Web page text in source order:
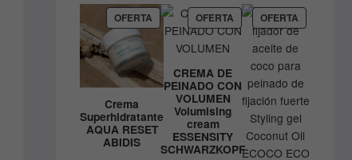
59.05€.
OFERTAPRODUCTO
EN
OFERTA
Crema
Superhidratante
AQUA RESET
ABIDIS
OFERTA PRODUCTO
EN
OFERTA
CREMA DE
PEINADO CON
VOLUMEN
Volumising
cream
ESSENSITY
SCHWARZKOPF
OFERTAPRODUCTO
EN
OFERTA